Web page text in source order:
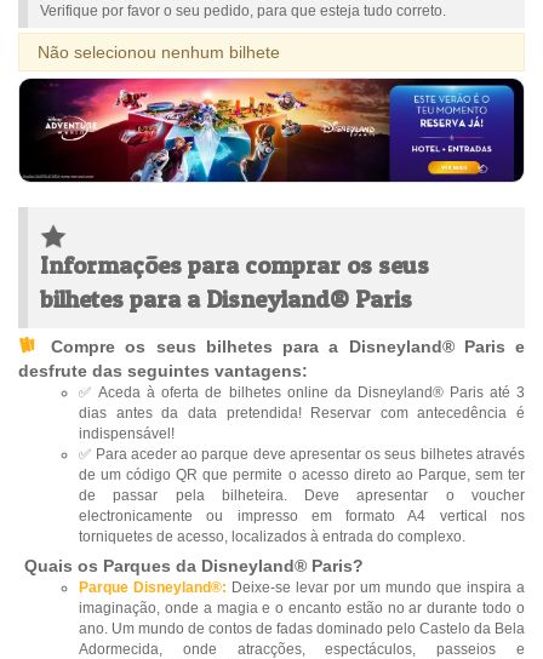
Verifique por favor o seu pedido, para que esteja tudo correto.
Não selecionou nenhum bilhete
Informações para comprar os seus
bilhetes para a Disneyland® Paris
Compre os seus bilhetes para a Disneyland® Paris e
desfrute das seguintes vantagens:
✅ Aceda à oferta de bilhetes online da Disneyland® Paris até 3
dias antes da data pretendida! Reservar com antecedência é
indispensável!
✅ Para aceder ao parque deve apresentar os seus bilhetes através
de um código QR que permite o acesso direto ao Parque, sem ter
de passar pela bilheteira. Deve apresentar o voucher
electronicamente ou impresso em formato A4 vertical nos
torniquetes de acesso, localizados à entrada do complexo.
Quais os Parques da Disneyland® Paris?
Parque Disneyland®: Deixe-se levar por um mundo que inspira a
imaginação, onde a magia e o encanto estão no ar durante todo o
ano. Um mundo de contos de fadas dominado pelo Castelo da Bela
Adormecida, onde atracções, espectáculos, passeios e